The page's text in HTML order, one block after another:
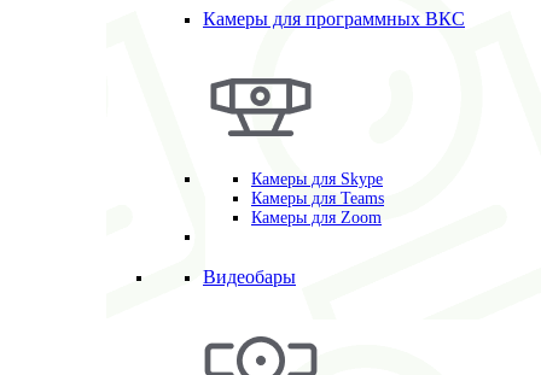
Камеры для программных ВКС
Камеры для Skype
Камеры для Teams
Камеры для Zoom
Видеобары